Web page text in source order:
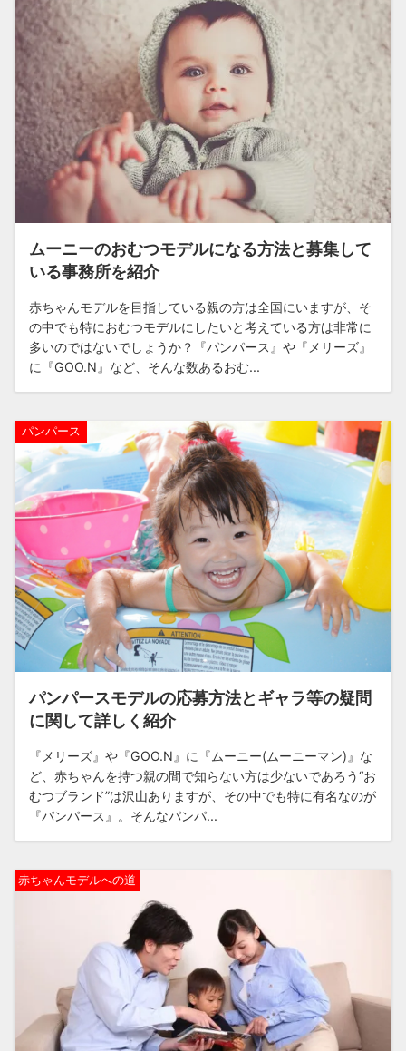
ムーニーのおむつモデルになる方法と募集して
いる事務所を紹介
赤ちゃんモデルを目指している親の方は全国にいますが、そ
の中でも特におむつモデルにしたいと考えている方は非常に
多いのではないでしょうか？『パンパース』や『メリーズ』
に『GOO.N』など、そんな数あるおむ...
パンパース
パンパースモデルの応募方法とギャラ等の疑問
に関して詳しく紹介
『メリーズ』や『GOO.N』に『ムーニー(ムーニーマン)』な
ど、赤ちゃんを持つ親の間で知らない方は少ないであろう“お
むつブランド”は沢山ありますが、その中でも特に有名なのが
『パンパース』。そんなパンパ...
赤ちゃんモデルへの道